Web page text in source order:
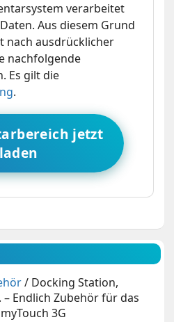
verarbeitet
Aus diesem Grund
nach ausdrücklicher
nachfolgende
Es gilt die
.
jetzt
laden
/ Docking Station,
Endlich Zubehör für das
3G